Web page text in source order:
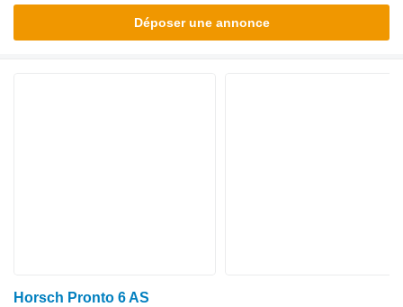
Déposer une annonce
Horsch Pronto 6 AS